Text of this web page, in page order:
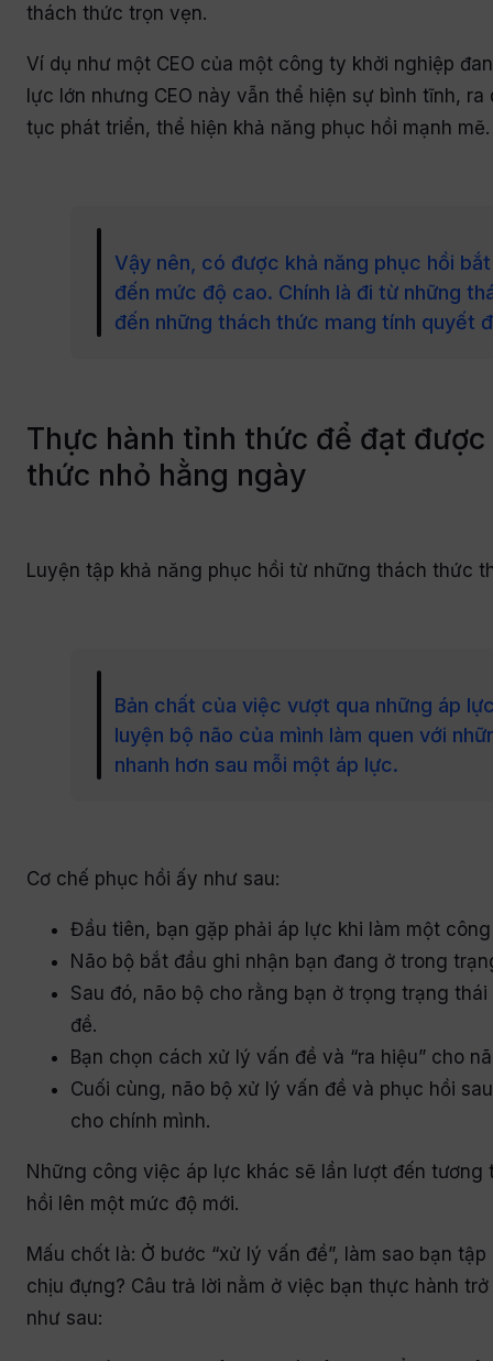
thách thức trọn vẹn.
Ví dụ như một CEO của một công ty khởi nghiệp
lực lớn nhưng CEO này vẫn thể hiện sự bình tĩnh,
tục phát triển, thể hiện khả năng phục hồi mạnh mẽ.
Vậy nên, có được khả năng phục hồi
đến mức độ cao. Chính là đi từ những
đến những thách thức mang tính quyết
Thực hành tỉnh thức để đạt
thức nhỏ hằng ngày
Luyện tập khả năng phục hồi từ những thách thức
Bản chất của việc vượt qua những áp
luyện bộ não của mình làm quen với
nhanh hơn sau mỗi một áp lực.
Cơ chế phục hồi ấy như sau:
Đầu tiên, bạn gặp phải áp lực khi làm một
Não bộ bắt đầu ghi nhận bạn đang ở trong
Sau đó, não bộ cho rằng bạn ở trọng trạng
đề.
Bạn chọn cách xử lý vấn đề và “ra hiệu” cho
Cuối cùng, não bộ xử lý vấn đề và phục hồi
cho chính mình.
Những công việc áp lực khác sẽ lần lượt đến
hồi lên một mức độ mới.
Mấu chốt là: Ở bước “xử lý vấn đề”, làm sao bạn
chịu đựng? Câu trả lời nằm ở việc bạn thực hành
như sau: